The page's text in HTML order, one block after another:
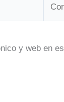
y web en